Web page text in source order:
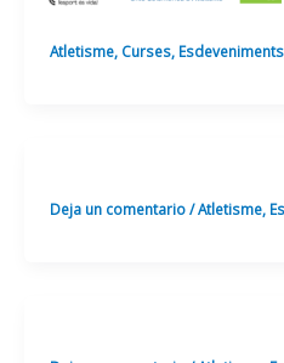
Atletisme, Curses, Esdeveniments
Deja un comentario/Atletisme,